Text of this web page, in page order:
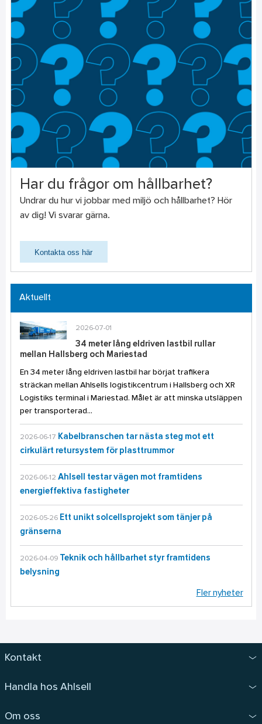
Har du frågor om hållbarhet?
Undrar du hur vi jobbar med miljö och hållbarhet? Hör
av dig! Vi svarar gärna.
Kontakta oss här
Aktuellt
2026-07-01
34 meter lång eldriven lastbil rullar
mellan Hallsberg och Mariestad
En 34 meter lång eldriven lastbil har börjat trafikera
sträckan mellan Ahlsells logistikcentrum i Hallsberg och XR
Logistiks terminal i Mariestad. Målet är att minska utsläppen
per transporterad...
2026-06-17 Kabelbranschen tar nästa steg mot ett
cirkulärt retursystem för plasttrummor
2026-06-12 Ahlsell testar vägen mot framtidens
energieffektiva fastigheter
2026-05-26 Ett unikt solcellsprojekt som tänjer på
gränserna
2026-04-09
Teknik och hållbarhet styr framtidens
belysning
Fler nyheter
Kontakt
Handla hos Ahlsell
Om oss